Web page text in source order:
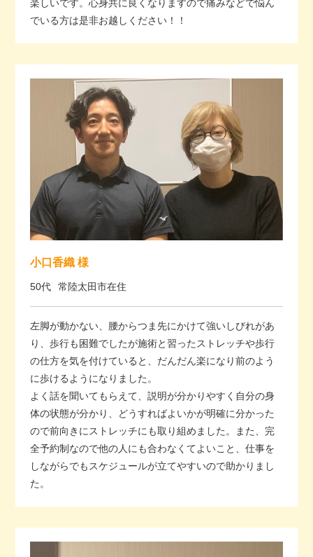
楽しいです。心身共に良くなりますので痛みなどで悩ん
でいる方は是非お越しください！！
小口香織 様
50代 常陸太田市在住
左脚が動かない、腰からつま先にかけて強いしびれがあ
り、歩行も困難でしたが施術と習ったストレッチや歩行
の仕方を気を付けていると、だんだん楽になり前のよう
に歩けるようになりました。
よく話を聞いてもらえて、説明が分かりやすく自分の身
体の状態が分かり、どうすればよいかが明確に分かった
ので前向きにストレッチにも取り組めました。また、完
全予約制なので他の人にも合わなくてよいこと、仕事を
しながらでもスケジュールが立てやすいので助かりまし
た。